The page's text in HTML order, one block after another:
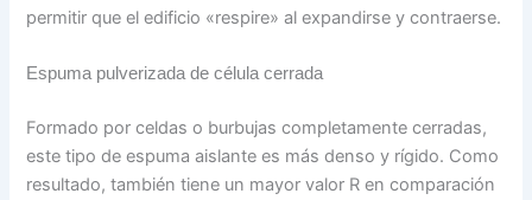
permitir que el edificio «respire» al expandirse y contraerse.
Espuma pulverizada de célula cerrada
Formado por celdas o burbujas completamente cerradas,
este tipo de espuma aislante es más denso y rígido. Como
resultado, también tiene un mayor valor R en comparación